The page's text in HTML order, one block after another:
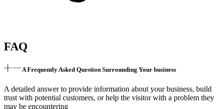
FAQ
A Frequently Asked Question Surrounding Your business
A detailed answer to provide information about your business, build
trust with potential customers, or help the visitor with a problem they
may be encountering